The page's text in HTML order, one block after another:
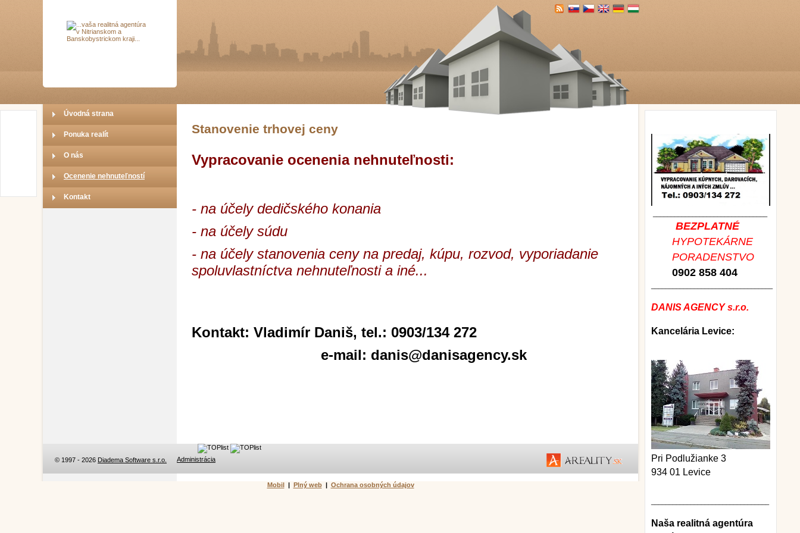
Úvodná strana
Ponuka realít
O nás
Ocenenie nehnuteľností
Kontakt
Stanovenie trhovej ceny
Vypracovanie ocenenia nehnuteľnosti:
- na účely dedičského konania
- na účely súdu
- na účely stanovenia ceny na predaj, kúpu, rozvod, vyporiadanie
spoluvlastníctva nehnuteľnosti a iné...
Kontakt: Vladimír Daniš, tel.: 0903/134 272
e-mail: danis@danisagency.sk
BEZPLATNÉ
HYPOTEKÁRNE
PORADENSTVO
0902 858 404
DANIS AGENCY s.r.o.
Kancelária Levice:
Pri Podlužianke 3
934 01 Levice
Naša realitná agentúra
Administrácia
© 1997 - 2026 Diadema Software s.r.o.
Mobil| Plný web| Ochrana osobných údajov